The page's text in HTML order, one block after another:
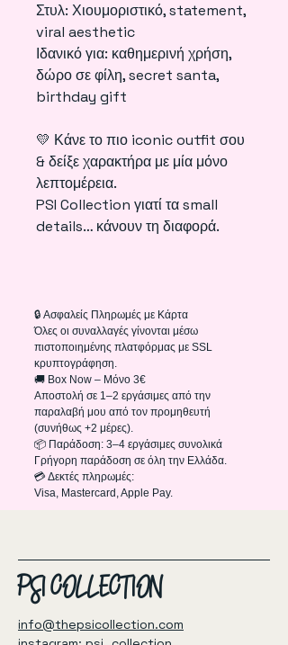
Στυλ: Χιουμοριστικό, statement,
viral aesthetic
Ιδανικό για: καθημερινή χρήση,
δώρο σε φίλη, secret santa,
birthday gift
💛 Κάνε το πιο iconic outfit σου
& δείξε χαρακτήρα με μία μόνο
λεπτομέρεια.
PSI Collection γιατί τα small
details… κάνουν τη διαφορά.
🔒 Ασφαλείς Πληρωμές με Κάρτα
Όλες οι συναλλαγές γίνονται μέσω
πιστοποιημένης πλατφόρμας με SSL
κρυπτογράφηση.
🚚 Box Now – Μόνο 3€
Αποστολή σε 1–2 εργάσιμες από την
παραλαβή μου από τον προμηθευτή
(συνήθως +2 μέρες).
📦 Παράδοση: 3–4 εργάσιμες συνολικά
Γρήγορη παράδοση σε όλη την Ελλάδα.
💳 Δεκτές πληρωμές:
Visa, Mastercard, Apple Pay.
PSI COLLECTION
info@thepsicollection.com